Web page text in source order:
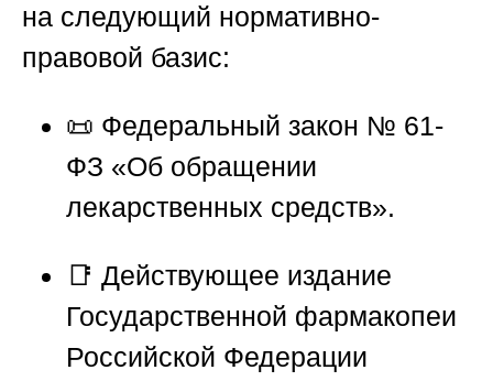
на следующий нормативно-
правовой базис:
📜 Федеральный закон № 61-
ФЗ «Об обращении
лекарственных средств».
📑 Действующее издание
Государственной фармакопеи
Российской Федерации